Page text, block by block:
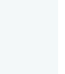
Birim Mezun
Birim Danışma
Eğitim